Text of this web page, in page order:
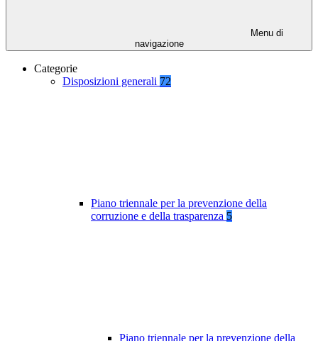
Menu di
navigazione
Categorie
Disposizioni generali 72
Piano triennale per la prevenzione della
corruzione e della trasparenza 5
Piano triennale per la prevenzione della